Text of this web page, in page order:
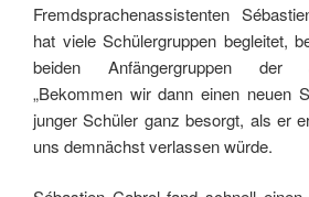
Fremdsprachenassistenten
hat viele Schülergruppen begleitet,
beiden Anfängergruppen der
„Bekommen wir dann einen neuen
junger Schüler ganz besorgt, als er
uns demnächst verlassen würde.